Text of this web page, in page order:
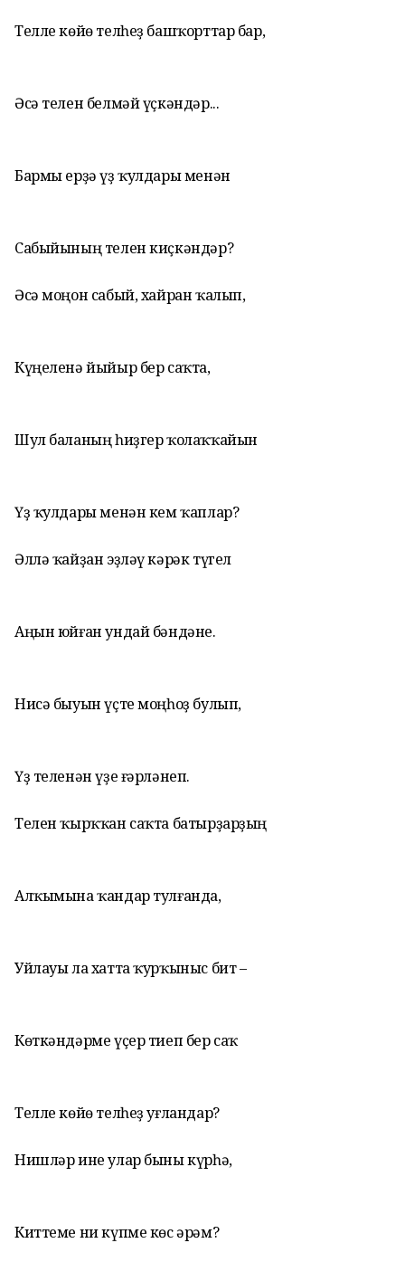
Телле көйө телһеҙ башҡорттар бар,
Әсә телен белмәй үҫкәндәр...
Бармы ерҙә үҙ ҡулдары менән
Сабыйының телен киҫкәндәр?
Әсә моңон сабый, хайран ҡалып,
Күңеленә йыйыр бер саҡта,
Шул баланың һиҙгер ҡолаҡҡайын
Үҙ ҡулдары менән кем ҡаплар?
Әллә ҡайҙан эҙләү кәрәк түгел
Аңын юйған ундай бәндәне.
Нисә быуын үҫте моңһоҙ булып,
Үҙ теленән үҙе ғәрләнеп.
Телен ҡырҡҡан саҡта батырҙарҙың
Алҡымына ҡандар тулғанда,
Уйлауы ла хатта ҡурҡыныс бит –
Көткәндәрме үҫер тиеп бер саҡ
Телле көйө телһеҙ уғландар?
Нишләр ине улар быны күрһә,
Киттеме ни күпме көс әрәм?